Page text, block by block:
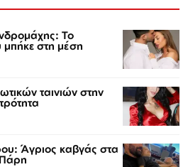
Το
μπήκε στη μέση
ταινιών στην
Άγριος καβγάς στα
Πάρη